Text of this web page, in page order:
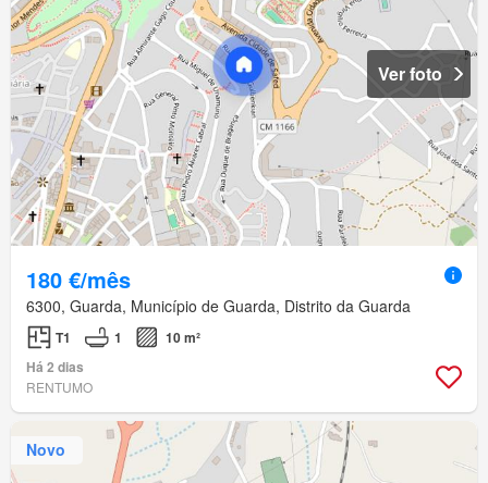
Ver foto
180 €/mês
6300, Guarda, Município de Guarda, Distrito da Guarda
T1 1
10 m²
Há 2 dias
RENTUMO
Novo